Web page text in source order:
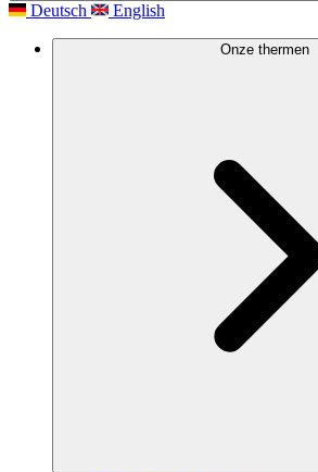
Deutsch English
Onze thermen